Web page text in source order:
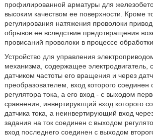
профилированной арматуры для
высоким качеством ее поверхности. Кроме
регулирования натяжения проволоки
обрывов ее вследствие предотвращения
провисаний проволоки в процессе обработки.
Устройство для управления
механизма, содержащее электродвигатель,
датчиком частоты его вращения и через
преобразователем, вход которого соединен
регулятора тока, а его вход - с выходом
сравнения, инвертирующий вход которого
датчика тока, а неинвертирующий вход
задания на ток соединен с выходом
вход последнего соединен с выходом